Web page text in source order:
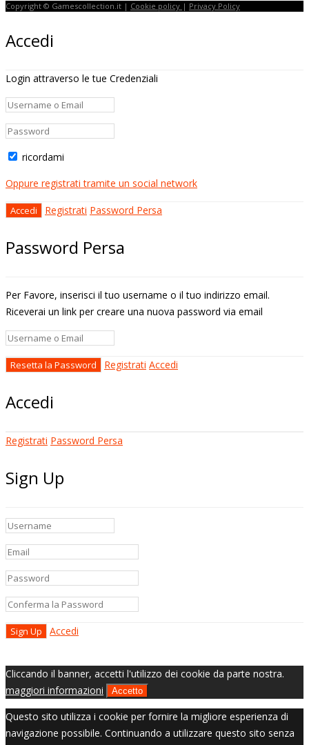
Copyright © Gamescollection.it | Cookie policy | Privacy Policy
Accedi
Login attraverso le tue Credenziali
ricordami
Oppure registrati tramite un social network
Registrati Password Persa
Password Persa
Per Favore, inserisci il tuo username o il tuo indirizzo email.
Riceverai un link per creare una nuova password via email
Registrati Accedi
Accedi
Registrati Password Persa
Sign Up
Accedi
Cliccando il banner, accetti l'utilizzo dei cookie da parte nostra.
maggiori informazioni
Accetto
Questo sito utilizza i cookie per fornire la migliore esperienza di
navigazione possibile. Continuando a utilizzare questo sito senza